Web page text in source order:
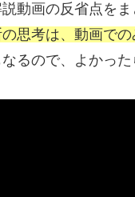
動画の反省点をま
思考は、動画での
るので、よかっ